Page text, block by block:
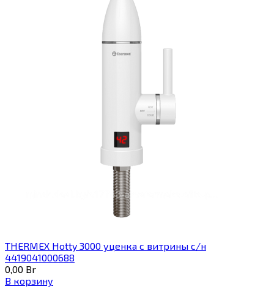
THERMEX Hotty 3000 уценка с витрины с/н
4419041000688
0,00 Br
В корзину